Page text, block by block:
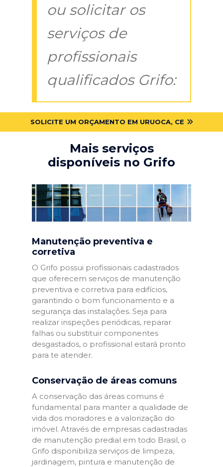
ou solicitar os
serviços de
profissionais
qualificados Grifo:
SOLICITE UM ORÇAMENTO EM URUOCA, CE
Mais serviços
disponíveis no Grifo
Manutenção preventiva e
corretiva
O Grifo possui profissionais cadastrados
que oferecem serviços de manutenção
preventiva e corretiva para edifícios,
garantindo o bom funcionamento e a
segurança das instalações. Seja para
realizar inspeções periódicas, reparar
falhas ou substituir componentes
desgastados, o profissional estará pronto
para te atender.
Conservação de áreas comuns
A conservação das áreas comuns é
fundamental para manter a qualidade de
vida dos moradores e a valorização do
imóvel. Através de empresas cadastradas
de manutenção predial em todo Brasil, o
Grifo disponibiliza serviços de limpeza,
jardinagem, pintura e manutenção de